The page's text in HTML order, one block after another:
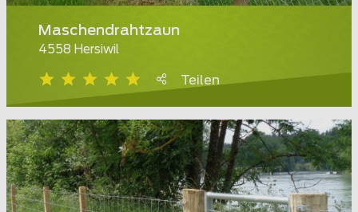
Maschendrahtzaun
4558 Hersiwil
Teilen